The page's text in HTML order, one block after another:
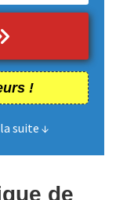
!
suite ↓
de